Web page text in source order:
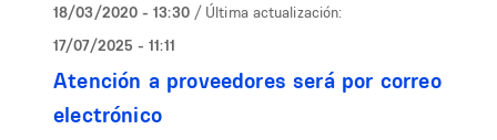
18/03/2020 - 13:30 / Última actualización:
17/07/2025 - 11:11
Atención a proveedores será por correo
electrónico